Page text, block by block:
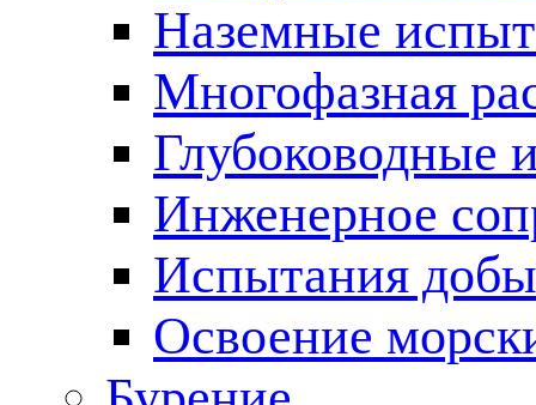
Наземные
Многофазная
Глубоководные
Инженерное
Испытания
Освоение